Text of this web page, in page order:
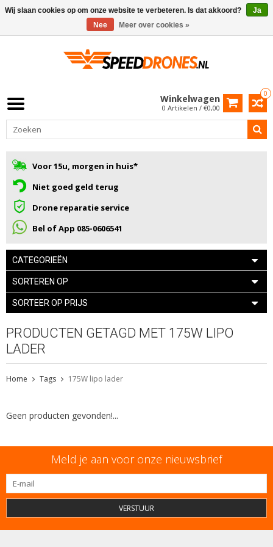
0
Winkelwagen
0 Artikelen / €0,00
Voor 15u, morgen in huis*
Niet goed geld terug
Drone reparatie service
Bel of App 085-0606541
CATEGORIEËN
SORTEREN OP
SORTEER OP PRIJS
PRODUCTEN GETAGD MET 175W LIPO
LADER
Home Tags 175W lipo lader
Geen producten gevonden!...
Meld je aan voor onze nieuwsbrief
VERSTUUR
Wij slaan cookies op om onze website te verbeteren. Is dat akkoord?
Ja
Nee
Meer over cookies »